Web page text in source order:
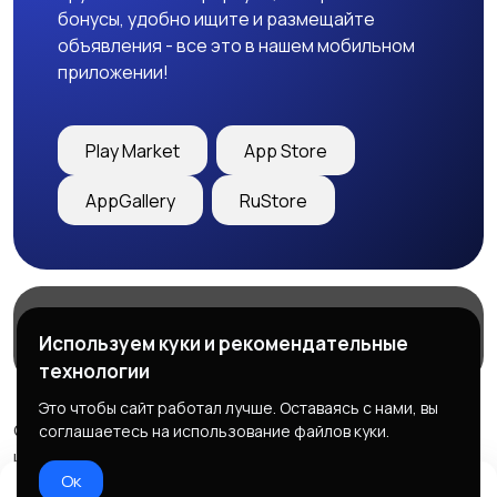
бонусы, удобно ищите и размещайте
объявления - все это в нашем мобильном
приложении!
Play Market App Store
AppGallery RuStore
Служба поддержки
© 2026 Freebby - Сервис бесплатных объявлений ДНР
и ЛНР
Используем куки и рекомендательные
технологии
Это чтобы сайт работал лучше. Оставаясь с нами, вы
соглашаетесь на использование файлов куки.
Ок